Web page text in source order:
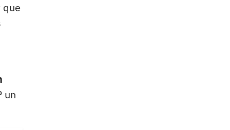
que
un